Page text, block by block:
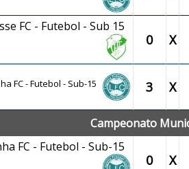
FC - Futebol - Sub 15
0 X
FC - Futebol - Sub-15 3 X
Campeonato
FC - Futebol - Sub-15
0 X